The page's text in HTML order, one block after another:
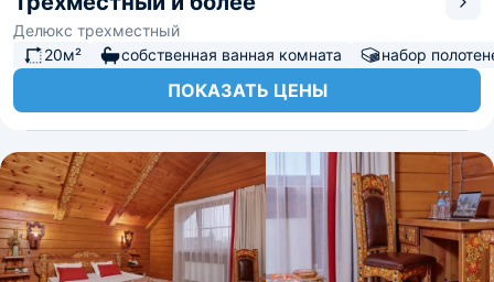
Делюкс трехместный
20м²
собственная ванная комната набор
ПОКАЗАТЬ ЦЕНЫ